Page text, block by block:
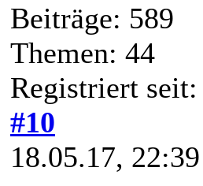
Beiträge: 589
Themen: 44
Registriert
#10
18.05.17, 22:39